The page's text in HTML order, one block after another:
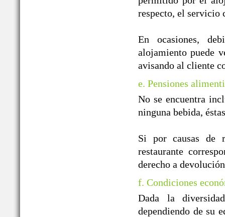
respecto, el servicio
En ocasiones,
alojamiento puede
avisando al cliente
e. Pensiones
No se encuentra
ninguna bebida,
Si por causas de
restaurante
derecho a
f. Condiciones
Dada la
dependiendo de su